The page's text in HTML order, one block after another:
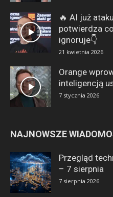
🔥 AI już
potwierdza
ignoruje👇
21 kwietnia 2026
Orange
inteligencją
7 stycznia 2026
NAJNOWSZE
Przegląd
– 7 sierpnia
7 sierpnia 2026